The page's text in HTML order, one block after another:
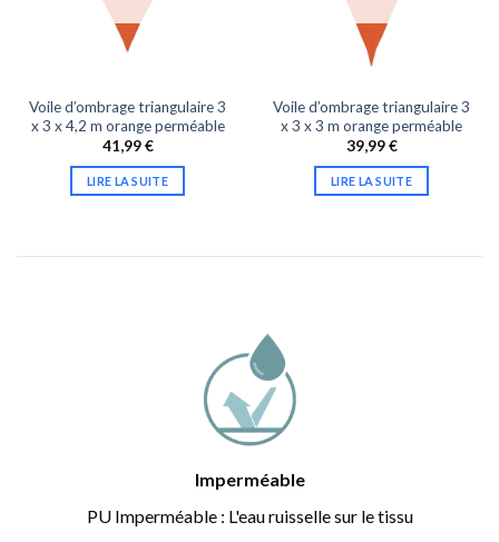
Voile d’ombrage triangulaire 3
x 3 x 4,2 m orange perméable
41,99€
LIRE LA SUITE
Voile d’ombrage triangulaire 3
x 3 x 3 m orange perméable
39,99€
LIRE LA SUITE
Imperméable
PU Imperméable : L'eau ruisselle sur le tissu